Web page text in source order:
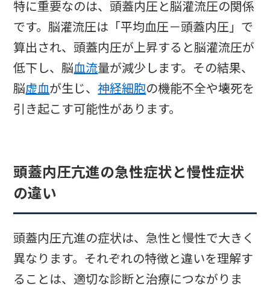
特に重要なのは、頭蓋内圧と脳灌流圧の関係
です。脳灌流圧は「平均血圧－頭蓋内圧」で
算出され、頭蓋内圧が上昇すると脳灌流圧が
低下し、脳血流量が減少します。その結果、
脳虚血が生じ、神経細胞の機能不全や壊死を
引き起こす可能性があります。
頭蓋内圧亢進の急性症状と慢性症状
の違い
頭蓋内圧亢進の症状は、急性と慢性で大きく
異なります。それぞれの特徴と違いを理解す
ることは、適切な診断と治療につながりま